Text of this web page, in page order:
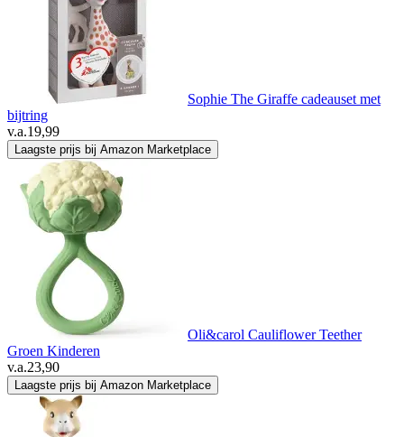
Sophie The Giraffe cadeauset met
bijtring
v.a.19,99
Laagste prijs bij Amazon Marketplace
Oli&carol Cauliflower Teether
Groen Kinderen
v.a.23,90
Laagste prijs bij Amazon Marketplace